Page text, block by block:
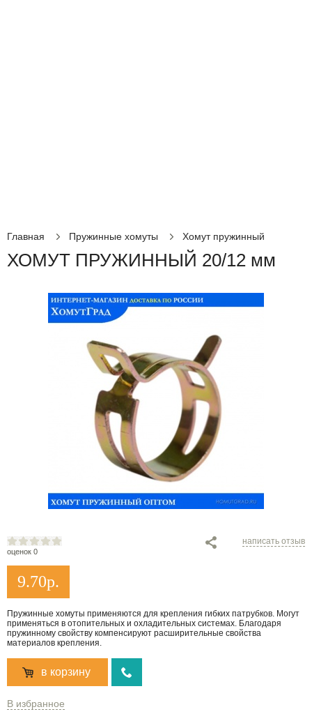
Главная Пружинные хомуты Хомут пружинный
ХОМУТ ПРУЖИННЫЙ 20/12 мм
оценок 0
написать отзыв
9.70р.
Пружинные хомуты применяются для крепления гибких патрубков. Могут
применяться в отопительных и охладительных системах. Благодаря
пружинному свойству компенсируют расширительные свойства
материалов крепления.
в корзину
В избранное